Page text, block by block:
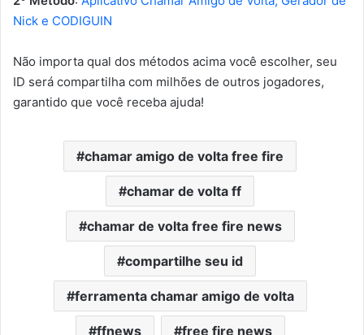
Nick e CODIGUIN
Não importa qual dos métodos acima você escolher, seu
ID será compartilha com milhões de outros jogadores,
garantido que você receba ajuda!
chamar amigo de volta free fire
chamar de volta ff
chamar de volta free fire news
compartilhe seu id
ferramenta chamar amigo de volta
ffnews free fire news